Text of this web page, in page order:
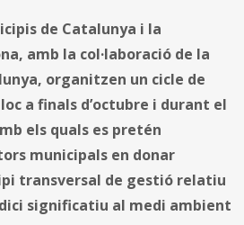
de Catalunya i la
amb la col·laboració de la
organitzen un cicle de
a finals d’octubre i durant el
els quals es pretén
municipals en donar
transversal de gestió relatiu
significatiu al medi ambient